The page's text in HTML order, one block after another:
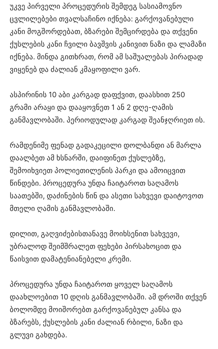
უკვე პირველი პროცედურის შემდეგ სასიამოვნო
ცვლილებები თვალსაჩინო იქნება: გარქოვანებული
კანი მოგშორდებათ, ბზარები შემცირდება და თქვენი
ქუსლების კანი ჩვილი ბავშვის კანივით ნაზი და ლამაზი
იქნება. მინდა გითხრათ, რომ ამ საშუალებას პირადად
ვიყენებ და ძალიან კმაყოფილი ვარ.
ასპირინის 10 აბი კარგად დაფქვით, დაასხით 250
გრამი არაყი და დააყოვნეთ 1 ან 2 დღე-ღამის
განმავლობაში. პერიოდულად კარგად შეანჯღრიეთ ის.
რამდენიმე ფენად გადაკეცილი დოლბანდი ან მარლა
დაალბეთ ამ ხსნარში, დაიფინეთ ქუსლებზე,
შემოიხვიეთ პოლიეთილენის პარკი და ამოიცვით
წინდები. პროცედურა უნდა ჩაიტაროთ საღამოს
საათებში, დაძინების წინ და ასეთი სახვევი დაიტოვოთ
მთელი ღამის განმავლობაში.
დილით, გაღვიძებისთანავე მოიხსენით სახვევი,
უბრალოდ შეიმშრალეთ ფეხები პირსახოცით და
წაისვით დამატენიანებელი კრემი.
პროცედურა უნდა ჩაიტაროთ ყოველ საღამოს
დაახლოებით 10 დღის განმავლობაში. ამ დროში თქვენ
ბოლომდე მოიშორებთ გარქოვანებულ კანსა და
ბზარებს, ქუსლების კანი ძალიან რბილი, ნაზი და
გლუვი გახდება.